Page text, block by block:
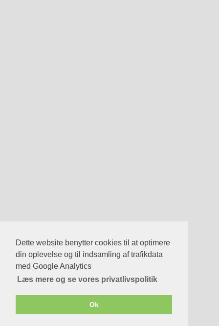
Skjul reklamer på BadmintonPeople.dk
Klik her
Nej tak
Dette website benytter cookies til at optimere
din oplevelse og til indsamling af trafikdata
med Google Analytics
Læs mere og se vores privatlivspolitik
Ok